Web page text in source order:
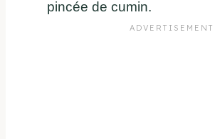
pincée de cumin.